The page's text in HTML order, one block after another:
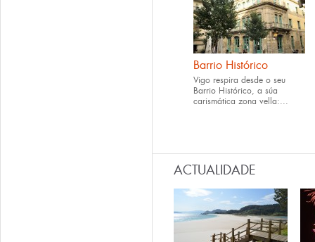
Barrio Histórico
Vigo respira desde o seu
Barrio Histórico, a súa
carismática zona vella:...
ACTUALIDADE